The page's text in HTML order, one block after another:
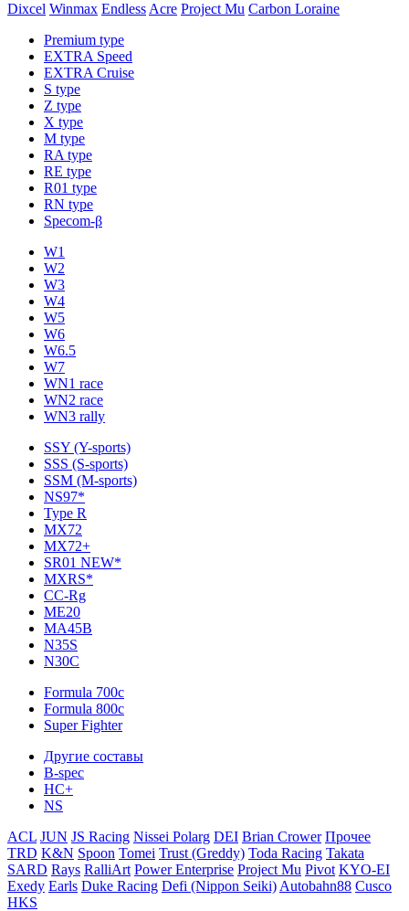
Dixcel Winmax Endless Acre Project Mu Carbon Loraine
Premium type
EXTRA Speed
EXTRA Cruise
S type
Z type
X type
M type
RA type
RE type
R01 type
RN type
Specom-β
W1
W2
W3
W4
W5
W6
W6.5
W7
WN1 race
WN2 race
WN3 rally
SSY (Y-sports)
SSS (S-sports)
SSM (M-sports)
NS97*
Type R
MX72
MX72+
SR01 NEW*
MXRS*
CC-Rg
ME20
MA45B
N35S
N30C
Formula 700c
Formula 800c
Super Fighter
Другие составы
B-spec
HC+
NS
ACL JUN JS Racing Nissei Polarg DEI Brian Crower Прочее
TRD K&N Spoon Tomei Trust (Greddy) Toda Racing Takata
SARD Rays RalliArt Power Enterprise Project Mu Pivot KYO-EI
Exedy Earls Duke Racing Defi (Nippon Seiki) Autobahn88 Cusco
HKS